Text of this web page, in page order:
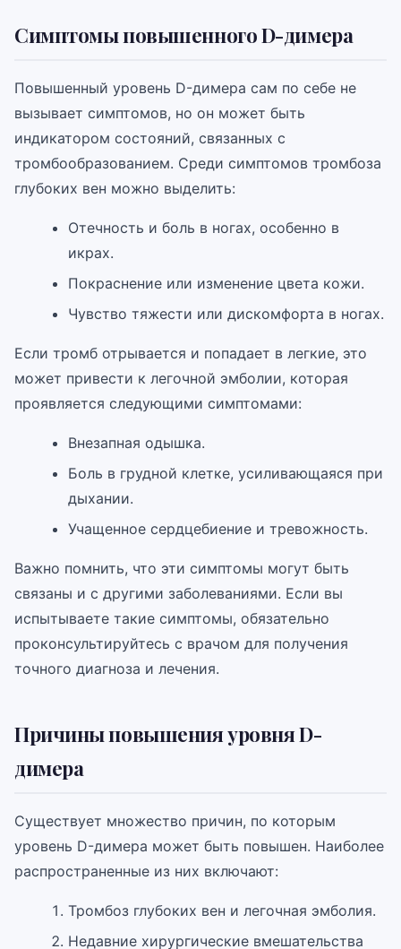
Симптомы повышенного D-димера
Повышенный уровень D-димера сам по себе не
вызывает симптомов, но он может быть
индикатором состояний, связанных с
тромбообразованием. Среди симптомов тромбоза
глубоких вен можно выделить:
Отечность и боль в ногах, особенно в
икрах.
Покраснение или изменение цвета кожи.
Чувство тяжести или дискомфорта в ногах.
Если тромб отрывается и попадает в легкие, это
может привести к легочной эмболии, которая
проявляется следующими симптомами:
Внезапная одышка.
Боль в грудной клетке, усиливающаяся при
дыхании.
Учащенное сердцебиение и тревожность.
Важно помнить, что эти симптомы могут быть
связаны и с другими заболеваниями. Если вы
испытываете такие симптомы, обязательно
проконсультируйтесь с врачом для получения
точного диагноза и лечения.
Причины повышения уровня D-
димера
Существует множество причин, по которым
уровень D-димера может быть повышен. Наиболее
распространенные из них включают:
Тромбоз глубоких вен и легочная эмболия.
Недавние хирургические вмешательства